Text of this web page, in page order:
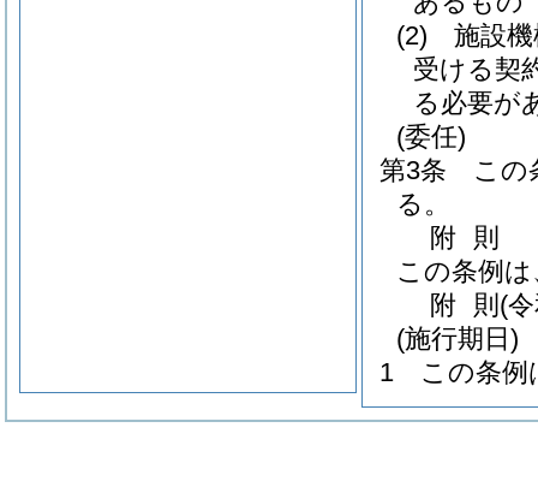
(2)
施設
受ける契
る必要が
(委任)
第3条
この
る。
附 則
この条例
附 則 (
(施行期日)
1
この条例